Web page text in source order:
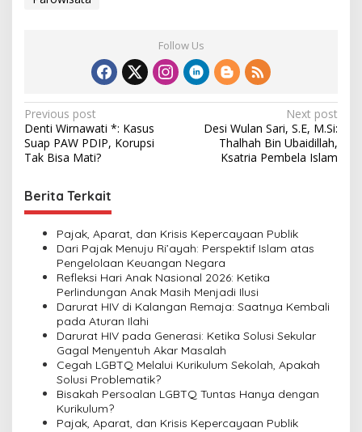
Follow Us
P
o
s
t
n
Previous post
Denti Wirnawati *: Kasus
Suap PAW PDIP, Korupsi
Tak Bisa Mati?
Next post
Desi Wulan Sari, S.E, M.Si:
Thalhah Bin Ubaidillah,
Ksatria Pembela Islam
Berita Terkait
Pajak, Aparat, dan Krisis Kepercayaan Publik
Dari Pajak Menuju Ri’ayah: Perspektif Islam atas
Pengelolaan Keuangan Negara
Refleksi Hari Anak Nasional 2026: Ketika
Perlindungan Anak Masih Menjadi Ilusi
Darurat HIV di Kalangan Remaja: Saatnya Kembali
pada Aturan Ilahi
Darurat HIV pada Generasi: Ketika Solusi Sekular
Gagal Menyentuh Akar Masalah
Cegah LGBTQ Melalui Kurikulum Sekolah, Apakah
Solusi Problematik?
Bisakah Persoalan LGBTQ Tuntas Hanya dengan
Kurikulum?
Pajak, Aparat, dan Krisis Kepercayaan Publik